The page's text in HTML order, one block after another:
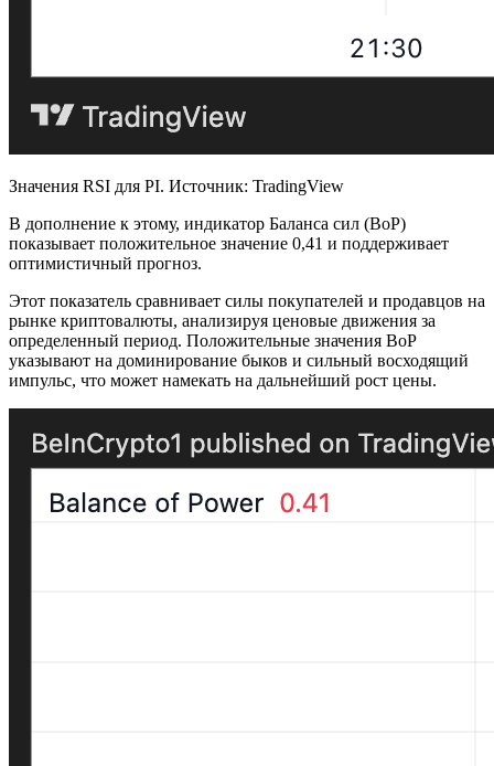
Значения RSI для PI. Источник: TradingView
В дополнение к этому, индикатор Баланса сил (BoP)
показывает положительное значение 0,41 и поддерживает
оптимистичный прогноз.
Этот показатель сравнивает силы покупателей и продавцов на
рынке криптовалюты, анализируя ценовые движения за
определенный период. Положительные значения BoP
указывают на доминирование быков и сильный восходящий
импульс, что может намекать на дальнейший рост цены.